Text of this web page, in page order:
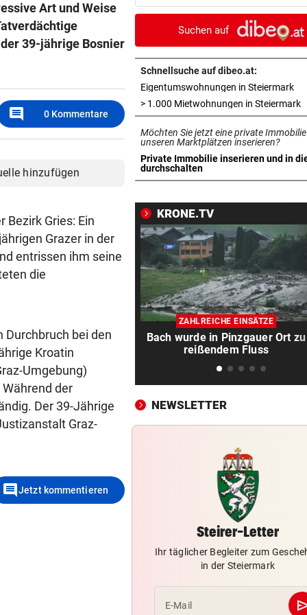
Art und Weise
39-jährige Bosnier
comment 0 Kommentare
hinzufügen
Bezirk Gries: Ein
Grazer in der
entrissen ihm seine
die
Durchbruch bei den
Kroatin
Umgebung)
der
Der 39-Jährige
Graz-
commentJetzt kommentieren
Mittelfeldspieler
MANN (45) HATTE MESSER vor 42
Nach Morddrohung: WEGA
stürmte Wohnung in Liesing
„STOPPLICHT“-KOLUMNE vor 43
Wie Schoitl und Kneisser im
„Kaisermühlen Blues“
SHOWDOWN IM ORF vor
Weißmann-Prozess startet
WOLLTEN „CHILLEN“ vor
In Gartenhütte eingebrochen:
Teenies (14) gefasst
MEDIEN BERICHTEN: vor
Nach schwerer Krankheit!
um Jorge Messi
ALARM IN BULGARIEN
Drohne voller Sprengstoff
Pipeline explodiert
Blockabfertigung
SKI-ASS ATMET DURCH
Nach Zitterpartie ist die
Deutschland: Wieder
SCHWERER SACHSCHADEN vor
Suchen auf
Schnellsuche auf dibeo.at:
Eigentumswohnungen in Steiermarkin
> 1.000 Mietwohnungen in Steiermark
Möchten Sie jetzt eine private
unseren Marktplätzen inserieren?
Private Immobilie inserieren und in
durchschalten
in neuem Tab öffnen
KRONE.TV
ZAHLREICHE EINSÄTZE
Bach wurde in Pinzgauer Ort zu
reißendem Fluss
NEWSLETTER
Steirer-Letter
Ihr täglicher Begleiter zum
in der Steiermark
E-Mail